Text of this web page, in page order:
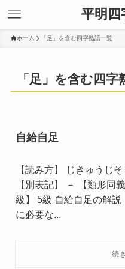
平明四
ホーム 「足」を含む四字熟語一覧
「足」を含む四字
自給自足
【読み方】 じきゅうじ
【別表記】 － 【類形同
級】 5級 自給自足の解
に必要な...